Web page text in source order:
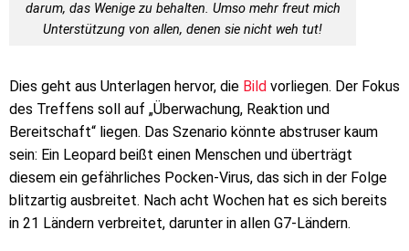
darum, das Wenige zu behalten. Umso mehr freut mich
Unterstützung von allen, denen sie nicht weh tut!
Dies geht aus Unterlagen hervor, die Bild vorliegen. Der Fokus
des Treffens soll auf „Überwachung, Reaktion und
Bereitschaft“ liegen. Das Szenario könnte abstruser kaum
sein: Ein Leopard beißt einen Menschen und überträgt
diesem ein gefährliches Pocken-Virus, das sich in der Folge
blitzartig ausbreitet. Nach acht Wochen hat es sich bereits
in 21 Ländern verbreitet, darunter in allen G7-Ländern.